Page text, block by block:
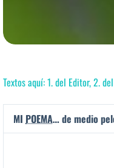
Textos aquí: 1. del Editor, 2.
MI POEMA… de medio